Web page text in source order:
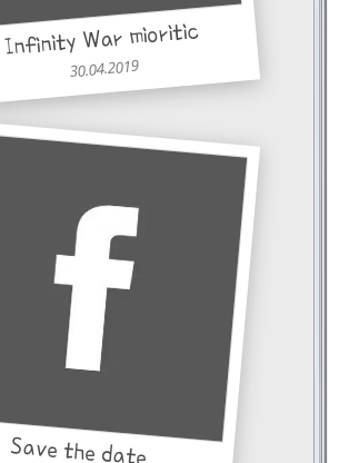
Infinity War mioritic
30.04.2019
Save the date